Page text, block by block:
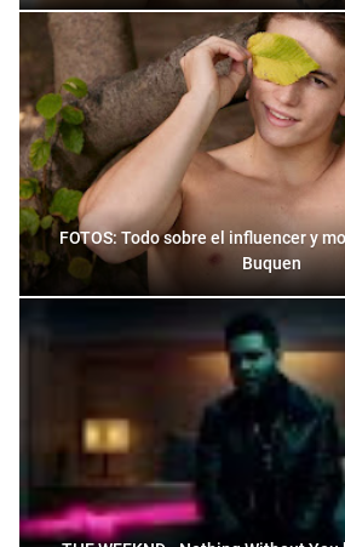
FOTOS: Todo sobre el influencer y
Buquen